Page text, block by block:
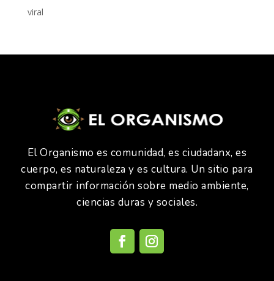
viral
El Organismo es comunidad, es ciudadanx, es
cuerpo, es naturaleza y es cultura. Un sitio para
compartir información sobre medio ambiente,
ciencias duras y sociales.